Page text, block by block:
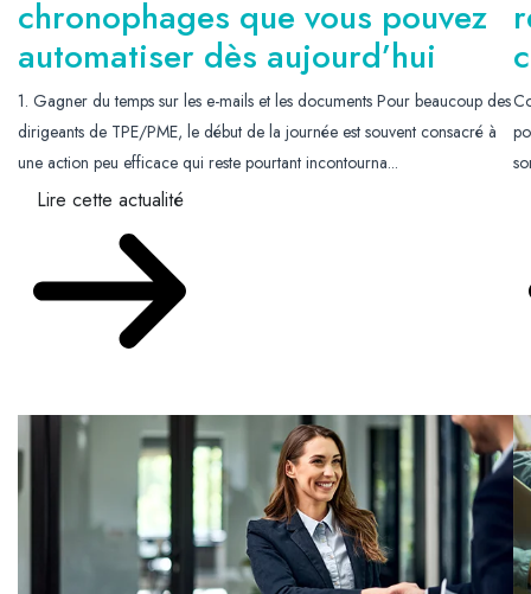
chronophages que vous pouvez
automatiser dès aujourd’hui
1. Gagner du temps sur les e-mails et les documents Pour beaucoup des
dirigeants de TPE/PME, le début de la journée est souvent consacré à
une action peu efficace qui reste pourtant incontourna...
Lire cette actualité